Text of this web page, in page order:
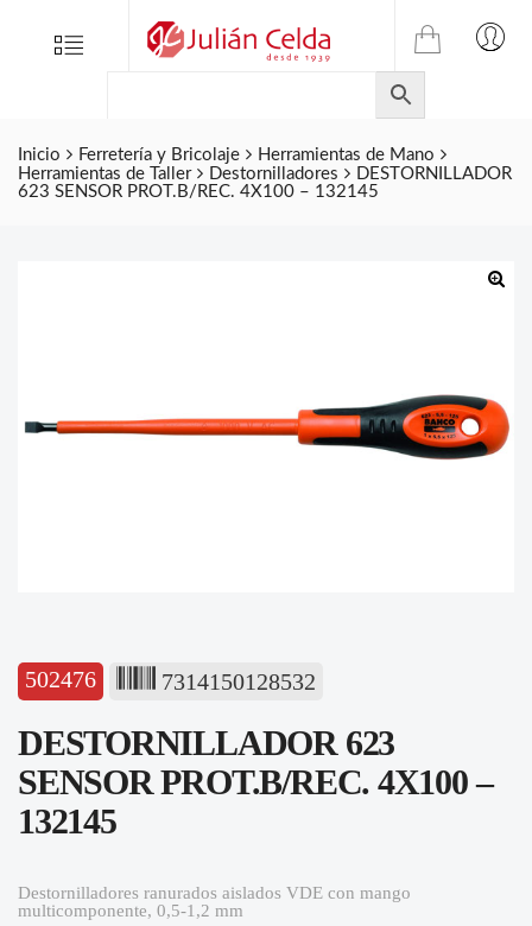
Menu
TIENDA
ONLINE
DE
JULIAN
CELDA
S.L.
Inicio Ferretería y Bricolaje
Herramientas de Mano
Herramientas de Taller
Destornilladores
DESTORNILLADOR
623 SENSOR PROT.B/REC. 4X100 – 132145
502476 7314150128532
DESTORNILLADOR 623
SENSOR PROT.B/REC. 4X100 –
132145
Destornilladores ranurados aislados VDE con mango
multicomponente, 0,5-1,2 mm
Folletos
Contacto